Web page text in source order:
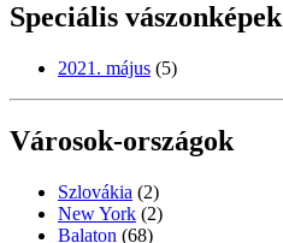
Speciális vászonképek
2021. május (5)
Városok-országok
Szlovákia (2)
New York (2)
Balaton (68)